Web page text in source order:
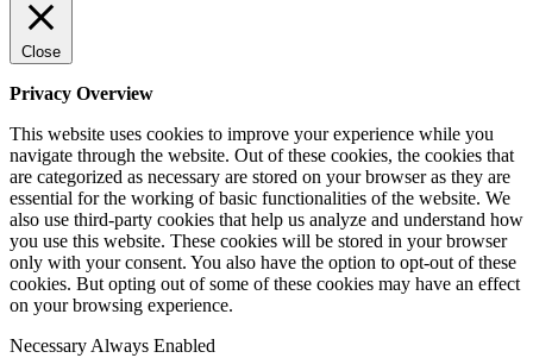
Close
Privacy Overview
This website uses cookies to improve your experience while you
navigate through the website. Out of these cookies, the cookies that
are categorized as necessary are stored on your browser as they are
essential for the working of basic functionalities of the website. We
also use third-party cookies that help us analyze and understand how
you use this website. These cookies will be stored in your browser
only with your consent. You also have the option to opt-out of these
cookies. But opting out of some of these cookies may have an effect
on your browsing experience.
Necessary Always Enabled